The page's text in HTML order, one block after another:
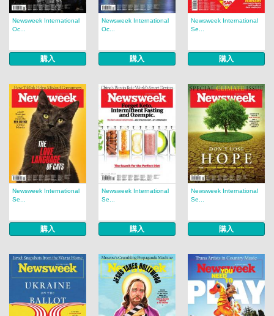
Newsweek International
Oc...
購入
Newsweek International
Oc...
購入
Newsweek International
Se...
購入
Newsweek International
Se...
購入
Newsweek International
Se...
購入
Newsweek International
Se...
購入